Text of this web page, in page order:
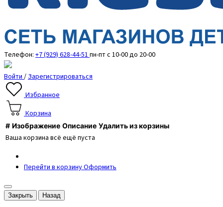
Телефон: +7 (929) 628-44-51 пн-пт с 10-00 до 20-00
Войти / Зарегистрироваться
Избранное
Корзина
# Изображение Описание Удалить из корзины
Ваша корзина всё ещё пуста
Перейти в корзинуОформить
Закрыть Назад